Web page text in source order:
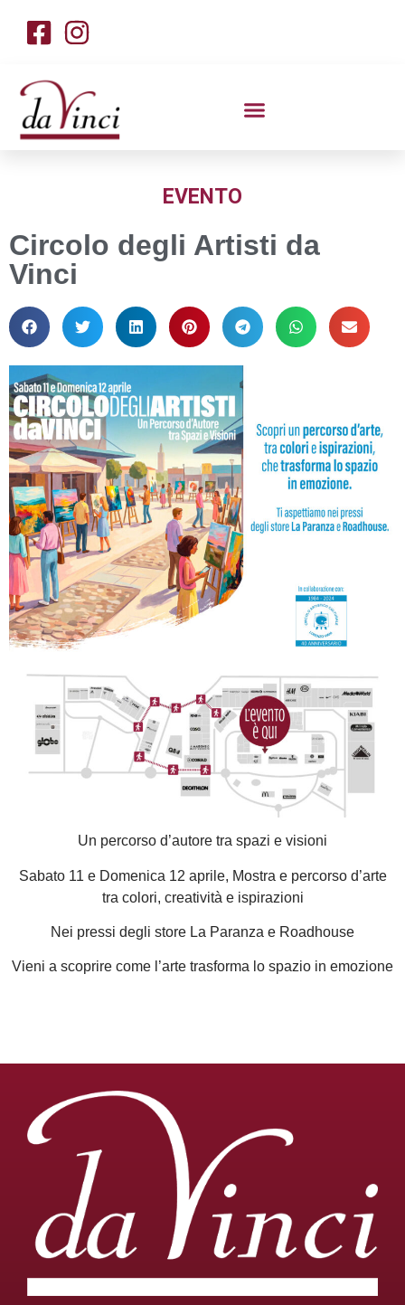
EVENTO
Circolo degli Artisti da
Vinci
Un percorso d’autore tra spazi e visioni
Sabato 11 e Domenica 12 aprile, Mostra e percorso d’arte
tra colori, creatività e ispirazioni
Nei pressi degli store La Paranza e Roadhouse
Vieni a scoprire come l’arte trasforma lo spazio in emozione